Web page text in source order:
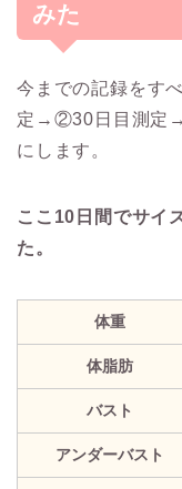
みた
今までの記録をす
定→②30日目測定
にします。
ここ10日間でサイ
た。
体重
体脂肪
バスト
アンダーバスト